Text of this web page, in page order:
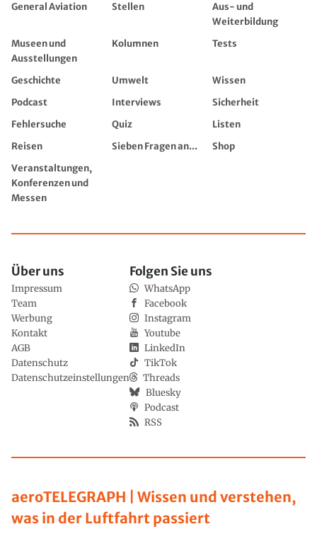
General Aviation
Stellen
Aus- und
Weiterbildung
Museen und
Ausstellungen
Kolumnen Tests
Geschichte Umwelt
Wissen
Podcast
Interviews
Sicherheit
Fehlersuche
Quiz
Listen
Reisen
Sieben Fragen an...
Shop
Veranstaltungen,
Konferenzen und
Messen
aeroTELEGRAPH | Wissen und verstehen,
was in der Luftfahrt passiert
Über uns
Impressum
Team
Werbung
Kontakt
AGB
Datenschutz
Datenschutzeinstellungen
Folgen Sie uns
WhatsApp
Facebook
Instagram
Youtube
LinkedIn
TikTok
Threads
Bluesky
Podcast
RSS